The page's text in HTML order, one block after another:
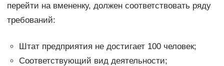
перейти на вмененку, должен соответствовать ряду
требований:
Штат предприятия не достигает 100 человек;
Соответствующий вид деятельности;